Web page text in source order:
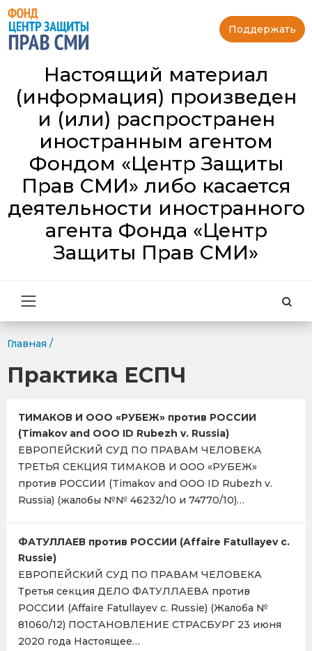
Поддержать
Настоящий материал
(информация) произведен
и (или) распространен
иностранным агентом
Фондом «Центр Защиты
Прав СМИ» либо касается
деятельности иностранного
агента Фонда «Центр
Защиты Прав СМИ»
Главная /
Практика ЕСПЧ
ТИМАКОВ И ООО «РУБЕЖ» против РОССИИ
(Timakov and OOO ID Rubezh v. Russia)
ЕВРОПЕЙСКИЙ СУД ПО ПРАВАМ ЧЕЛОВЕКА
ТРЕТЬЯ СЕКЦИЯ ТИМАКОВ И ООО «РУБЕЖ»
против РОССИИ (Timakov and OOO ID Rubezh v.
Russia) (жалобы №№ 46232/10 и 74770/10)…
ФАТУЛЛАЕВ против РОССИИ (Affaire Fatullayev c.
Russie)
ЕВРОПЕЙСКИЙ СУД ПО ПРАВАМ ЧЕЛОВЕКА
Третья секция ДЕЛО ФАТУЛЛАЕВА против
РОССИИ (Affaire Fatullayev c. Russie) (Жалоба №
81060/12) ПОСТАНОВЛЕНИЕ СТРАСБУРГ 23 июня
2020 года Настоящее…